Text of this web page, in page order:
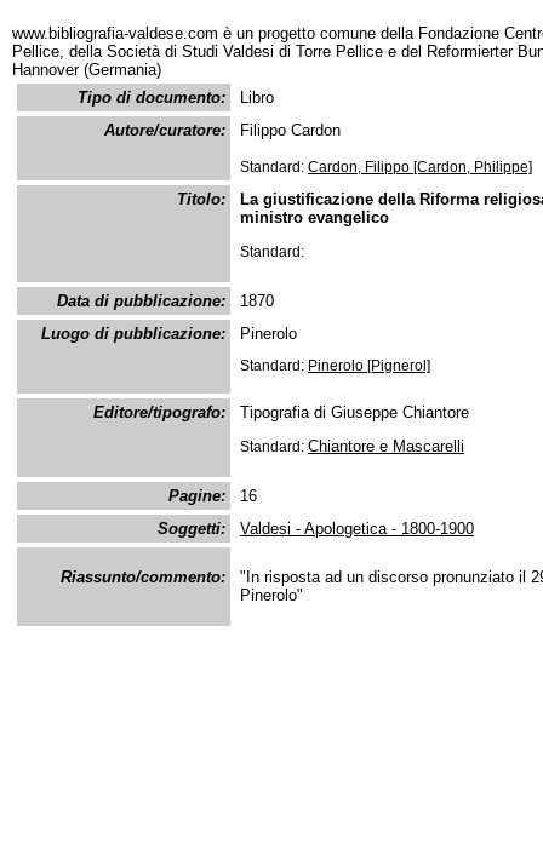
www.bibliografia-valdese.com è un progetto comune della Fondazione
Pellice, della Società di Studi Valdesi di Torre Pellice e del Reformierter
Hannover (Germania)
Tipo di documento:
Libro
Autore/curatore:
Filippo Cardon
Standard: Cardon, Filippo [Cardon, Philippe]
Titolo:
La giustificazione della Riforma
ministro evangelico
Standard:
Data di pubblicazione:
1870
Luogo di pubblicazione:
Pinerolo
Standard: Pinerolo [Pignerol]
Editore/tipografo: Tipografia di Giuseppe Chiantore
Standard: Chiantore e Mascarelli
Pagine:
16
Soggetti:
Valdesi - Apologetica - 1800-1900
Riassunto/commento:
"In risposta ad un discorso pronunziato il
Pinerolo"